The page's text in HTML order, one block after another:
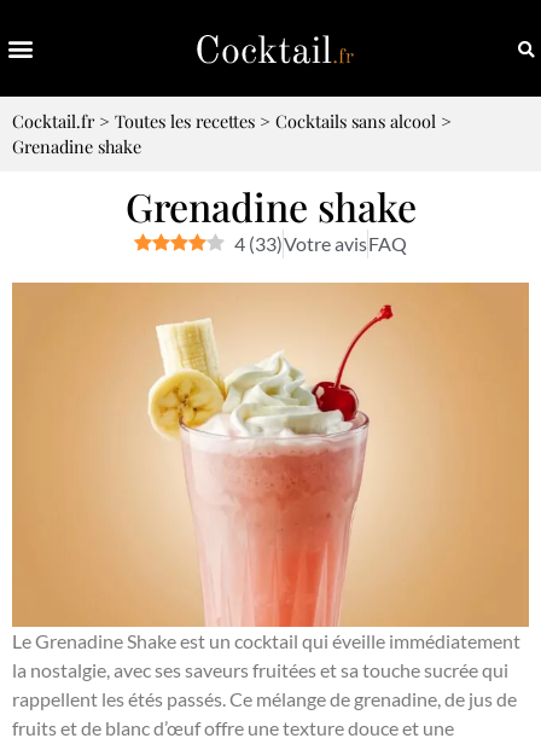
Cocktail.fr> Toutes les recettes > Cocktails sans alcool >
Grenadine shake
Grenadine shake
4 (33)Votre avisFAQ
Le Grenadine Shake est un cocktail qui éveille immédiatement
la nostalgie, avec ses saveurs fruitées et sa touche sucrée qui
rappellent les étés passés. Ce mélange de grenadine, de jus de
fruits et de blanc d’œuf offre une texture douce et une